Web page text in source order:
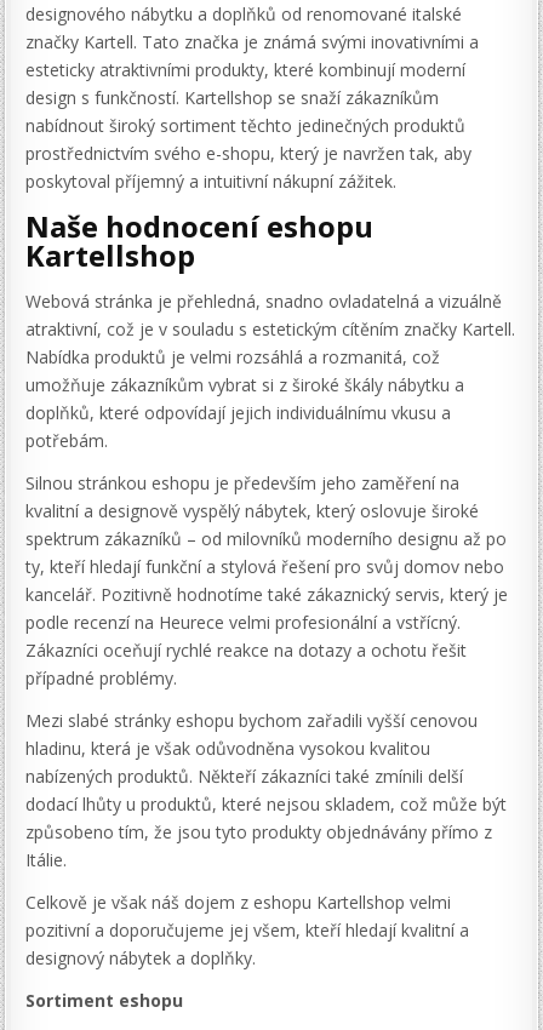
designového nábytku a doplňků od renomované italské
značky Kartell. Tato značka je známá svými inovativními a
esteticky atraktivními produkty, které kombinují moderní
design s funkčností. Kartellshop se snaží zákazníkům
nabídnout široký sortiment těchto jedinečných produktů
prostřednictvím svého e-shopu, který je navržen tak, aby
poskytoval příjemný a intuitivní nákupní zážitek.
Naše hodnocení eshopu
Kartellshop
Webová stránka je přehledná, snadno ovladatelná a vizuálně
atraktivní, což je v souladu s estetickým cítěním značky Kartell.
Nabídka produktů je velmi rozsáhlá a rozmanitá, což
umožňuje zákazníkům vybrat si z široké škály nábytku a
doplňků, které odpovídají jejich individuálnímu vkusu a
potřebám.
Silnou stránkou eshopu je především jeho zaměření na
kvalitní a designově vyspělý nábytek, který oslovuje široké
spektrum zákazníků – od milovníků moderního designu až po
ty, kteří hledají funkční a stylová řešení pro svůj domov nebo
kancelář. Pozitivně hodnotíme také zákaznický servis, který je
podle recenzí na Heurece velmi profesionální a vstřícný.
Zákazníci oceňují rychlé reakce na dotazy a ochotu řešit
případné problémy.
Mezi slabé stránky eshopu bychom zařadili vyšší cenovou
hladinu, která je však odůvodněna vysokou kvalitou
nabízených produktů. Někteří zákazníci také zmínili delší
dodací lhůty u produktů, které nejsou skladem, což může být
způsobeno tím, že jsou tyto produkty objednávány přímo z
Itálie.
Celkově je však náš dojem z eshopu Kartellshop velmi
pozitivní a doporučujeme jej všem, kteří hledají kvalitní a
designový nábytek a doplňky.
Sortiment eshopu